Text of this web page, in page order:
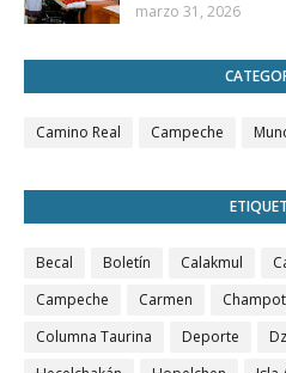
marzo 31, 2026
Camino Real Campeche
Becal Boletín Calakmul
Campeche
Carmen
Columna Taurina
Deporte